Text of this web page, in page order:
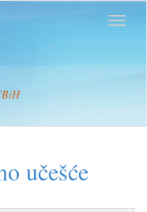
učešće